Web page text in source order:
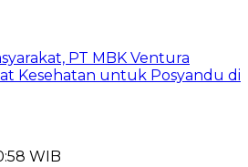
PT MBK Ventura
Kesehatan untuk Posyandu di
WIB